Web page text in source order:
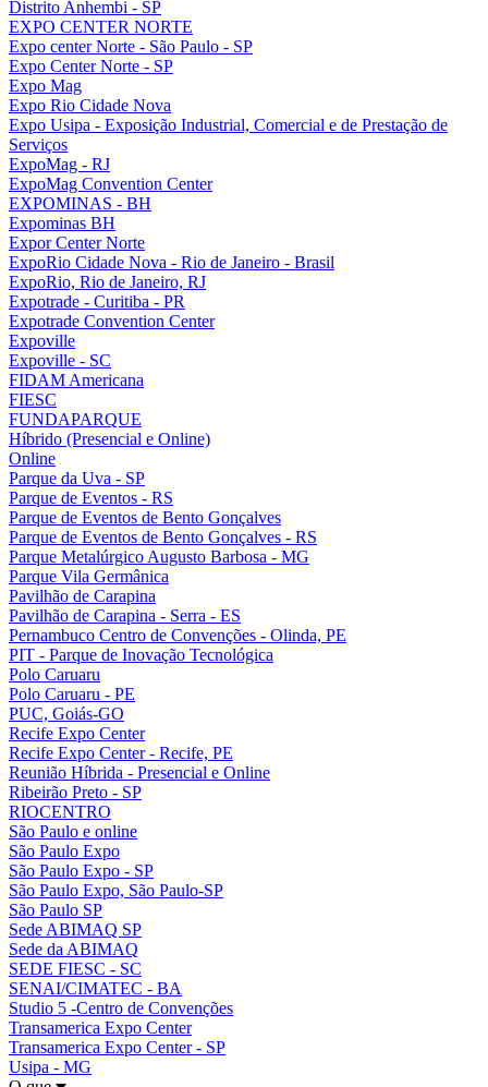
Distrito Anhembi - SP
EXPO CENTER NORTE
Expo center Norte - São Paulo - SP
Expo Center Norte - SP
Expo Mag
Expo Rio Cidade Nova
Expo Usipa - Exposição Industrial, Comercial e de Prestação de
Serviços
ExpoMag - RJ
ExpoMag Convention Center
EXPOMINAS - BH
Expominas BH
Expor Center Norte
ExpoRio Cidade Nova - Rio de Janeiro - Brasil
ExpoRio, Rio de Janeiro, RJ
Expotrade - Curitiba - PR
Expotrade Convention Center
Expoville
Expoville - SC
FIDAM Americana
FIESC
FUNDAPARQUE
Híbrido (Presencial e Online)
Online
Parque da Uva - SP
Parque de Eventos - RS
Parque de Eventos de Bento Gonçalves
Parque de Eventos de Bento Gonçalves - RS
Parque Metalúrgico Augusto Barbosa - MG
Parque Vila Germânica
Pavilhão de Carapina
Pavilhão de Carapina - Serra - ES
Pernambuco Centro de Convenções - Olinda, PE
PIT - Parque de Inovação Tecnológica
Polo Caruaru
Polo Caruaru - PE
PUC, Goiás-GO
Recife Expo Center
Recife Expo Center - Recife, PE
Reunião Híbrida - Presencial e Online
Ribeirão Preto - SP
RIOCENTRO
São Paulo e online
São Paulo Expo
São Paulo Expo - SP
São Paulo Expo, São Paulo-SP
São Paulo SP
Sede ABIMAQ SP
Sede da ABIMAQ
SEDE FIESC - SC
SENAI/CIMATEC - BA
Studio 5 -Centro de Convenções
Transamerica Expo Center
Transamerica Expo Center - SP
Usipa - MG